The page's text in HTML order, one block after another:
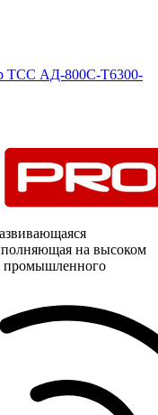
ТСС АД-800С-Т6300-
на высоком
промышленного